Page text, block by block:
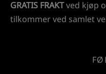
GRATIS FRAKTved kjøp
tilkommer ved samlet